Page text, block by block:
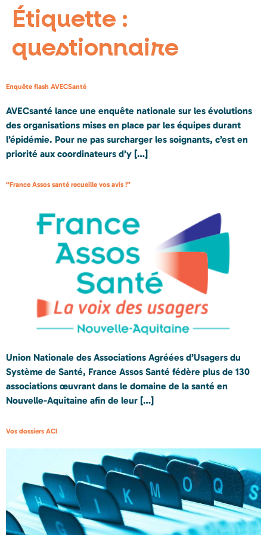
Étiquette :
questionnaire
Enquête flash AVECSanté
AVECsanté lance une enquête nationale sur les évolutions
des organisations mises en place par les équipes durant
l’épidémie. Pour ne pas surcharger les soignants, c’est en
priorité aux coordinateurs d’y […]
“France Assos santé recueille vos avis !”
Union Nationale des Associations Agréées d’Usagers du
Système de Santé, France Assos Santé fédère plus de 130
associations œuvrant dans le domaine de la santé en
Nouvelle-Aquitaine afin de leur […]
Vos dossiers ACI